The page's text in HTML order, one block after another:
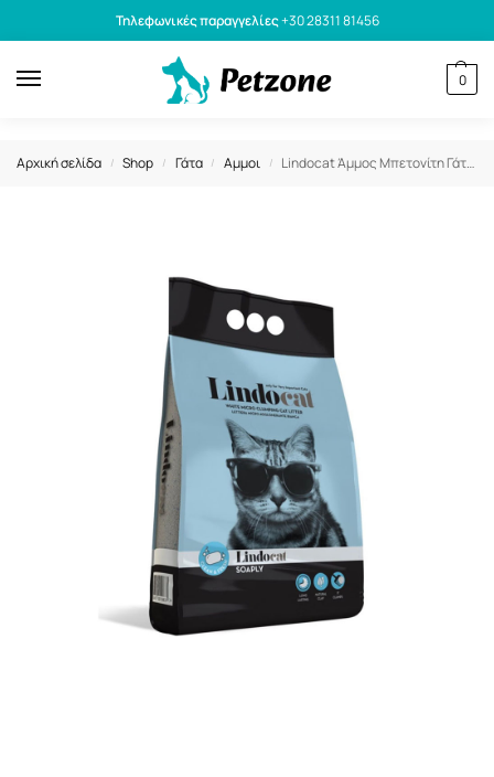
Τηλεφωνικές παραγγελίες+30 28311 81456
0
Αρχική σελίδα / Shop / Γάτα / Αμμοι / Lindocat Άμμος Μπετονίτη Γάτας Soap Clumping 10kg